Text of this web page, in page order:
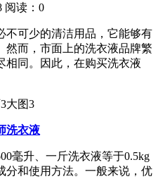
阅读： 0
可少的清洁用品，它能够有
然而，市面上的洗衣液品牌繁
相同。因此，在购买洗衣液
洗衣液
升、一斤洗衣液等于0.5kg
分和使用方法。一般来说，优